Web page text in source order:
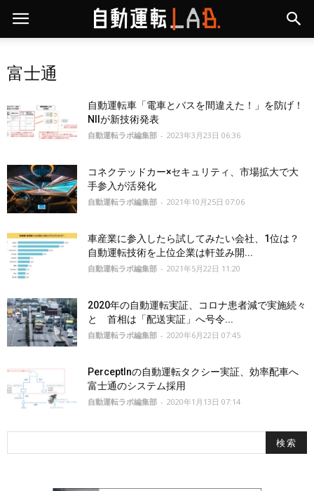
富士通
自動運転車「電車とバスを間違えた！」を防げ！
NIIが新技術発表
自動運転ラボ編集部 - 2023年3月23日 06:36
コネクテッドカー×セキュリティ、市場拡大で大
手参入が活発化
自動運転ラボ編集部 - 2021年10月25日 07:06
車産業に参入したら試してみたい会社、1位は？
自動運転技術を上位企業は軒並み開...
自動運転ラボ編集部 - 2021年5月22日 11:20
2020年の自動運転実証、コロナ患者減で実施続々
と 首相は「配送実証」へ号令...
自動運転ラボ編集部 - 2020年6月22日 07:45
PerceptInの自動運転タクシー実証、効率配車へ
富士通のシステム採用
自動運転ラボ編集部 - 2020年1月13日 07:14